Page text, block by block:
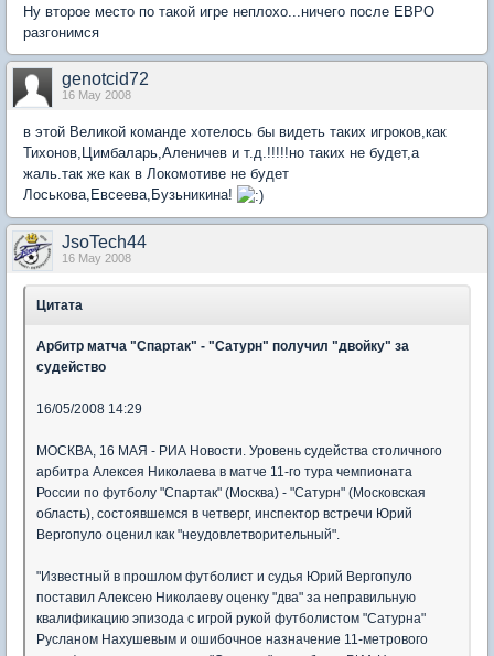
Ну второе место по такой игре неплохо...ничего после ЕВРО
разгонимся
genotcid72
16 May 2008
в этой Великой команде хотелось бы видеть таких игроков,как
Тихонов,Цимбаларь,Аленичев и т.д.!!!!!но таких не будет,а
жаль.так же как в Локомотиве не будет
Лоськова,Евсеева,Бузьникина!
JsoTech44
16 May 2008
Цитата
Арбитр матча "Спартак" - "Сатурн" получил "двойку" за
судейство
16/05/2008 14:29
МОСКВА, 16 МАЯ - РИА Новости. Уровень судейства столичного
арбитра Алексея Николаева в матче 11-го тура чемпионата
России по футболу "Спартак" (Москва) - "Сатурн" (Московская
область), состоявшемся в четверг, инспектор встречи Юрий
Вергопуло оценил как "неудовлетворительный".
"Известный в прошлом футболист и судья Юрий Вергопуло
поставил Алексею Николаеву оценку "два" за неправильную
квалификацию эпизода с игрой рукой футболистом "Сатурна"
Русланом Нахушевым и ошибочное назначение 11-метрового